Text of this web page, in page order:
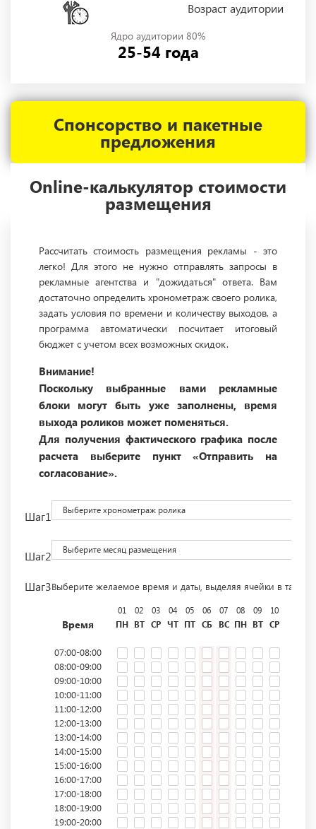
Возраст аудитории
Ядро аудитории 80%
25-54 года
Online-калькулятор стоимости
размещения
Спонсорство и пакетные
предложения
Рассчитать стоимость размещения рекламы - это
легко! Для этого не нужно отправлять запросы в
рекламные агентства и "дожидаться" ответа. Вам
достаточно определить хронометраж своего ролика,
задать условия по времени и количеству выходов, а
программа автоматически посчитает итоговый
бюджет с учетом всех возможных скидок.
Внимание!
Поскольку выбранные вами рекламные
блоки могут быть уже заполнены, время
выхода роликов может поменяться.
Для получения фактического графика после
расчета выберите пункт «Отправить на
согласование».
Шаг1 Выберите хронометраж ролика
Шаг2 Выберите месяц размещения
Шаг3Выберите желаемое время и даты, выделяя ячейки в
Время
01
ПН
02
ВТ
03
СР
04
ЧТ
05
ПТ
06
СБ
07
ВС
08
ПН
09
ВТ
10
СР
07:00-08:00
08:00-09:00
09:00-10:00
10:00-11:00
11:00-12:00
12:00-13:00
13:00-14:00
14:00-15:00
15:00-16:00
16:00-17:00
17:00-18:00
18:00-19:00
19:00-20:00